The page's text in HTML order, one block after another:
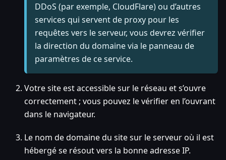
DDoS (par exemple, CloudFlare) ou d’autres
services qui servent de proxy pour les
requêtes vers le serveur, vous devrez vérifier
la direction du domaine via le panneau de
paramètres de ce service.
Votre site est accessible sur le réseau et s’ouvre
correctement ; vous pouvez le vérifier en l’ouvrant
dans le navigateur.
Le nom de domaine du site sur le serveur où il est
hébergé se résout vers la bonne adresse IP.